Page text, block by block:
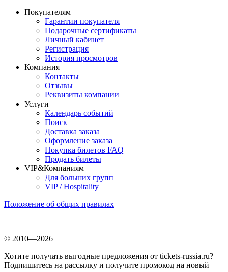
Покупателям
Гарантии покупателя
Подарочные сертификаты
Личный кабинет
Регистрация
История просмотров
Компания
Контакты
Отзывы
Реквизиты компании
Услуги
Календарь событий
Поиск
Доставка заказа
Оформление заказа
Покупка билетов FAQ
Продать билеты
VIP&Компаниям
Для больших групп
VIP / Hospitality
Положение об общих правилах
© 2010—2026
Хотите получать выгодные предложения от tickets-russia.ru?
Подпишитесь на рассылку и получите промокод на новый